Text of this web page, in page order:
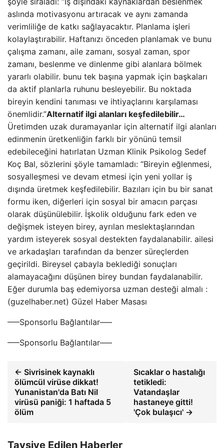
aslında motivasyonu artıracak ve aynı zamanda
verimliliğe de katkı sağlayacaktır. Planlama işleri
kolaylaştırabilir. Haftanızı önceden planlamak ve bunu
çalışma zamanı, aile zamanı, sosyal zaman, spor
zamanı, beslenme ve dinlenme gibi alanlara bölmek
yararlı olabilir. bunu tek başına yapmak için başkaları
da aktif planlarla ruhunu besleyebilir. Bu noktada
bireyin kendini tanıması ve ihtiyaçlarını karşılaması
önemlidir.”Alternatif ilgi alanları keşfedilebilir…
Üretimden uzak duramayanlar için alternatif ilgi alanları
edinmenin üretkenliğin farklı bir yönünü temsil
edebileceğini hatırlatan Uzman Klinik Psikolog Sedef
Koç Bal, sözlerini şöyle tamamladı: “Bireyin eğlenmesi,
sosyalleşmesi ve devam etmesi için yeni yollar iş
dışında üretmek keşfedilebilir. Bazıları için bu bir sanat
formu iken, diğerleri için sosyal bir amacın parçası
olarak düşünülebilir. İşkolik olduğunu fark eden ve
değişmek isteyen birey, ayrılan meslektaşlarından
yardım isteyerek sosyal destekten faydalanabilir. ailesi
ve arkadaşları tarafından da benzer süreçlerden
geçirildi. Bireysel çabayla beklediği sonuçları
alamayacağını düşünen birey bundan faydalanabilir.
Eğer durumla baş edemiyorsa uzman desteği almalı :
(guzelhaber.net) Güzel Haber Masası
—–Sponsorlu Bağlantılar—–
—–Sponsorlu Bağlantılar—–
← Sivrisinek kaynaklı
ölümcül virüse dikkat!
Yunanistan'da Batı Nil
virüsü paniği: 1 haftada 5
ölüm
Sıcaklar o hastalığı
tetikledi:
Vatandaşlar
hastaneye gitti!
'Çok bulaşıcı' →
Tavsiye Edilen Haberler